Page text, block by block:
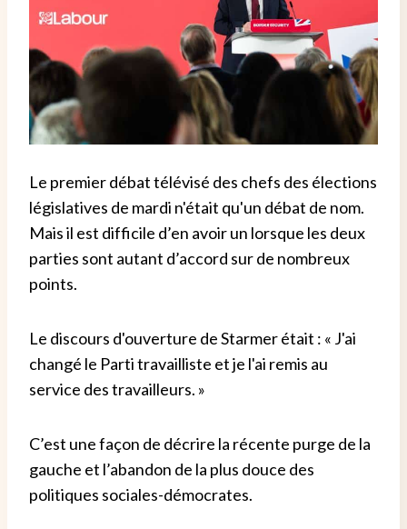
Le premier débat télévisé des chefs des élections
législatives de mardi n'était qu'un débat de nom.
Mais il est difficile d’en avoir un lorsque les deux
parties sont autant d’accord sur de nombreux
points.
Le discours d'ouverture de Starmer était : « J'ai
changé le Parti travailliste et je l'ai remis au
service des travailleurs. »
C’est une façon de décrire la récente purge de la
gauche et l’abandon de la plus douce des
politiques sociales-démocrates.